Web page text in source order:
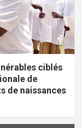
ciblés
de
de naissances